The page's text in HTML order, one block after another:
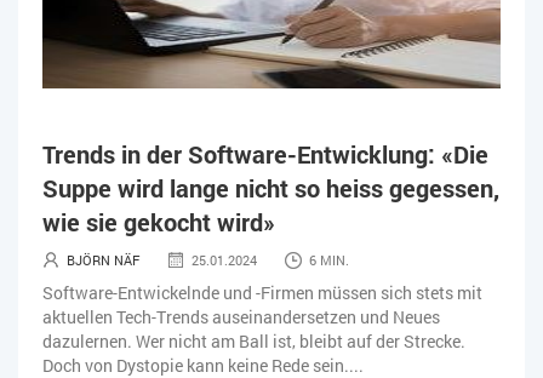
Trends in der Software-Entwicklung: «Die
Suppe wird lange nicht so heiss gegessen,
wie sie gekocht wird»
BJÖRN NÄF 25.01.2024 6 MIN.
Software-Entwickelnde und -Firmen müssen sich stets mit
aktuellen Tech-Trends auseinandersetzen und Neues
dazulernen. Wer nicht am Ball ist, bleibt auf der Strecke.
Doch von Dystopie kann keine Rede sein....